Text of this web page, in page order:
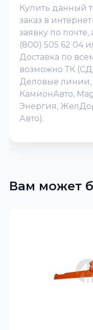
Купить данный
заказ в
заявку по
(800) 505 62 04
Доставка по
возможно ТК
Деловые линии,
КамионАвто,
Энергия,
Авто).
Вам может